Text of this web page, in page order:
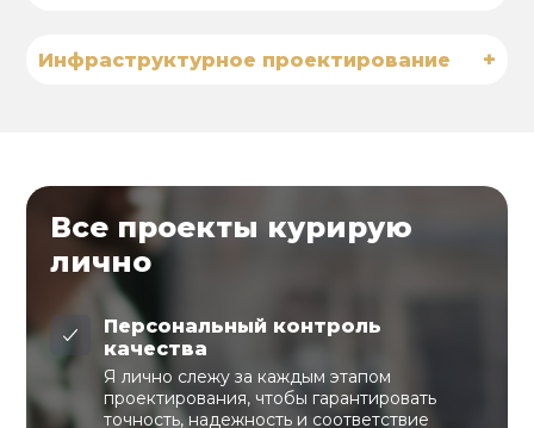
Инфраструктурное проектирование +
Все проекты курирую
лично
Персональный контроль
качества
Я лично слежу за каждым этапом
проектирования, чтобы гарантировать
точность, надежность и соответствие